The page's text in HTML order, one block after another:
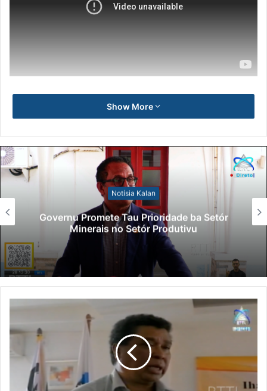
Show More
Notísia Kalan
Governu Promete Tau Prioridade ba Setór
Minerais no Setór Produtivu